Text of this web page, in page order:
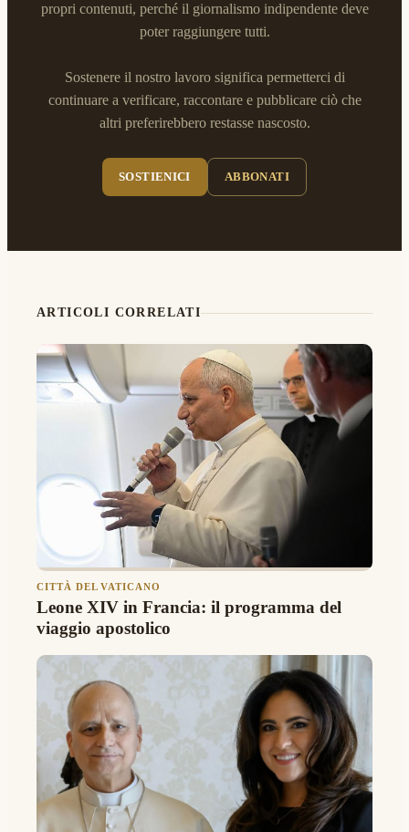
propri contenuti, perché il giornalismo indipendente deve
poter raggiungere tutti.
Sostenere il nostro lavoro significa permetterci di
continuare a verificare, raccontare e pubblicare ciò che
altri preferirebbero restasse nascosto.
SOSTIENICI ABBONATI
ARTICOLI CORRELATI
CITTÀ DEL VATICANO
Leone XIV in Francia: il programma del
viaggio apostolico